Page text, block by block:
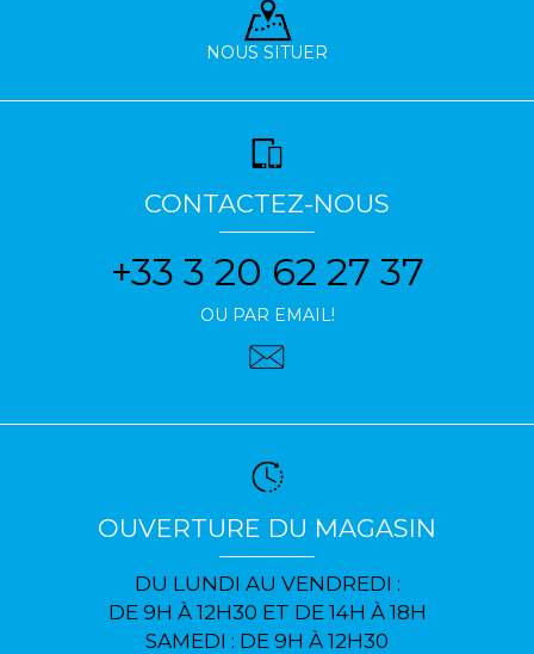
NOUS SITUER
CONTACTEZ-NOUS
+33 3 20 62 27 37
OU PAR EMAIL!
OUVERTURE DU MAGASIN
DU LUNDI AU VENDREDI :
DE 9H À 12H30 ET DE 14H À 18H
SAMEDI : DE 9H À 12H30